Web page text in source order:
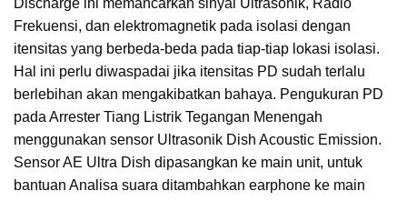
Frekuensi, dan elektromagnetik pada isolasi dengan
itensitas yang berbeda-beda pada tiap-tiap lokasi isolasi.
Hal ini perlu diwaspadai jika itensitas PD sudah terlalu
berlebihan akan mengakibatkan bahaya. Pengukuran PD
pada Arrester Tiang Listrik Tegangan Menengah
menggunakan sensor Ultrasonik Dish Acoustic Emission.
Sensor AE Ultra Dish dipasangkan ke main unit, untuk
bantuan Analisa suara ditambahkan earphone ke main